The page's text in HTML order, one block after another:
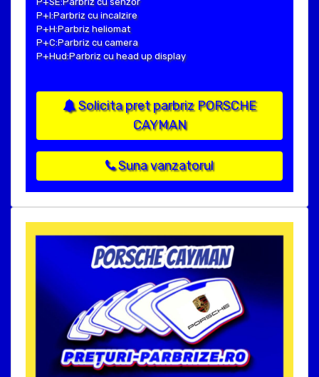
P+I:Parbriz cu incalzire
P+H:Parbriz heliomat
P+C:Parbriz cu camera
P+Hud:Parbriz cu head up display
Solicita pret parbriz PORSCHE
CAYMAN
Suna vanzatorul